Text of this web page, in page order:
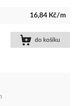
16,84 Kč/m
do košíku